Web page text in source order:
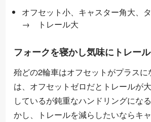
オフセット小、キャスター角大、
→ トレール大
フォークを寝かし気味にトレー
殆どの2輪車はオフセットがプラス
は、オフセットゼロだとトレールが
しているが鈍重なハンドリングにな
かし、トレールを減らしたいならキ